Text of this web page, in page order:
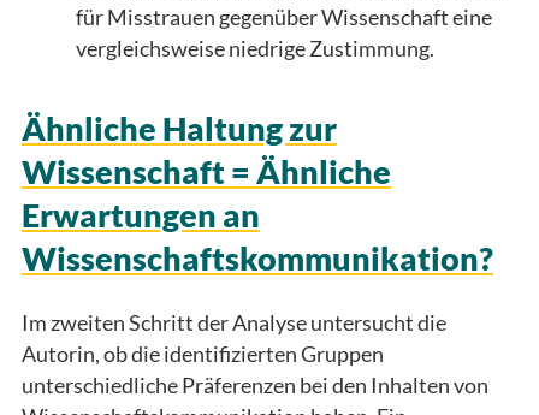
für Misstrauen gegenüber Wissenschaft eine
vergleichsweise niedrige Zustimmung.
Ähnliche Haltung zur
Wissenschaft = Ähnliche
Erwartungen an
Wissenschaftskommunikation?
Im zweiten Schritt der Analyse untersucht die
Autorin, ob die identifizierten Gruppen
unterschiedliche Präferenzen bei den Inhalten von